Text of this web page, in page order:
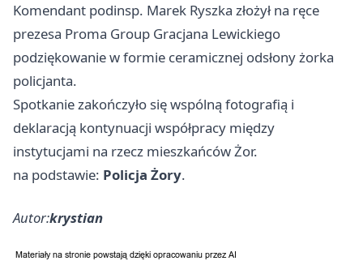
Komendant podinsp. Marek Ryszka złożył na ręce
prezesa Proma Group Gracjana Lewickiego
podziękowanie w formie ceramicznej odsłony żorka
policjanta.
Spotkanie zakończyło się wspólną fotografią i
deklaracją kontynuacji współpracy między
instytucjami na rzecz mieszkańców Żor.
na podstawie: Policja Żory.
Autor:krystian